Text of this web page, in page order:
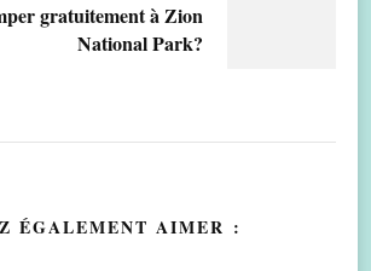
gratuitement à Zion
National Park?
ÉGALEMENT AIMER :